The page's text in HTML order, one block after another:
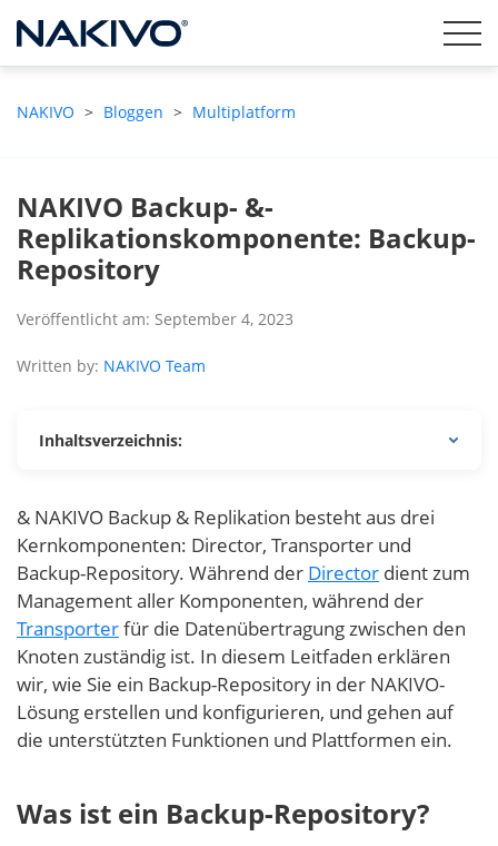
NAKIVO > Bloggen > Multiplatform
NAKIVO Backup- &-
Replikationskomponente: Backup-
Repository
Veröffentlicht am: September 4, 2023
Written by: NAKIVO Team
Inhaltsverzeichnis:
& NAKIVO Backup & Replikation besteht aus drei
Kernkomponenten: Director, Transporter und
Backup-Repository. Während der Director dient zum
Management aller Komponenten, während der
Transporterfür die Datenübertragung zwischen den
Knoten zuständig ist. In diesem Leitfaden erklären
wir, wie Sie ein Backup-Repository in der NAKIVO-
Lösung erstellen und konfigurieren, und gehen auf
die unterstützten Funktionen und Plattformen ein.
Was ist ein Backup-Repository?